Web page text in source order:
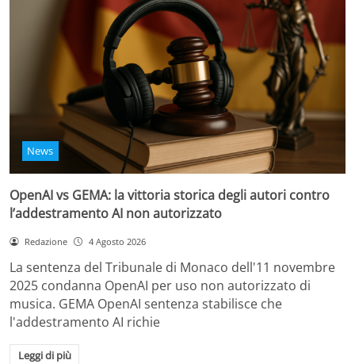
News
OpenAI vs GEMA: la vittoria storica degli autori contro
l’addestramento AI non autorizzato
Redazione 4 Agosto 2026
La sentenza del Tribunale di Monaco dell'11 novembre
2025 condanna OpenAI per uso non autorizzato di
musica. GEMA OpenAI sentenza stabilisce che
l'addestramento AI richie
Leggi di più